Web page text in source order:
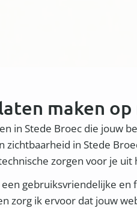
maken
in Stede Broec die jouw
in Stede
zorgen voor je
gebruiksvriendelijke
zorg ik ervoor dat jouw